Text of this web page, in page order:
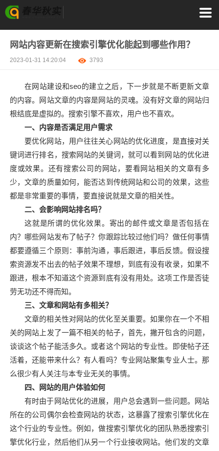
网站内容更新在搜索引擎优化能起到哪些作用？
2023-01-31 14:20:04 3793
在网站建设和seo的建立之后，下一步就是不断更新文章
的内容。网站文章的内容是网站的灵魂。没有好文章的网站归
根结底是虚拟的。搜索引擎不喜欢，用户也不喜欢。
一、内容是否满足用户需求
要优化网站，用户往往关心网站的优化进度，是直接对关
键词进行排名，搜索网站的关键词，就可以看到网站的优化进
度或效果。还有搜索公司的网站，要看网站相关的文章有多
少，文章的质量如何，能否达到传统网站和公司的效果，这些
都是非常重要的事情，要直接说就是文章的相关性。
二、会影响网站排名吗？
这就是所谓的优化效果。寄出的邮件或文章是否包括在
内？哪些网站发布了帖子？你跟踪比较过他们吗？做任何事情
都要遵循三个原则：事前沟通，事后跟进，事后反馈。假设搜
索资源发不出去的帖子效果不理想，到底有没有收录，如果不
跟进，根本不知道这个资源到底有没有用处。这项工作是否徒
劳无功还不得而知。
三、文章和网站有多相关？
文章的相关性对网站的优化至关重要。如果你在一个不相
关的网站上发了一篇不相关的帖子，首先，撇开包含的问题，
谈谈这个帖子能活多久。或者这个网站的专业性。即使帖子还
活着，还能带来什么？有人看吗？专业网站聚集专业人士。那
么很少有人关注与本专业无关的事情。
四、网站的用户体验如何
有时由于网站优化的进展，用户总会遇到一些问题。网站
所在的公司偶尔会检查网站的状态，这暴露了搜索引擎优化在
这个行业的专业性。例如，做搜索引擎优化的团队熟悉搜索引
擎优化行业，然后他们从另一个行业接收网站。他们发的文章